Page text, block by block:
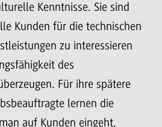
Kenntnisse. Sie sind
Kunden für die technischen
zu interessieren
des
Für ihre spätere
lernen die
auf Kunden eingeht,